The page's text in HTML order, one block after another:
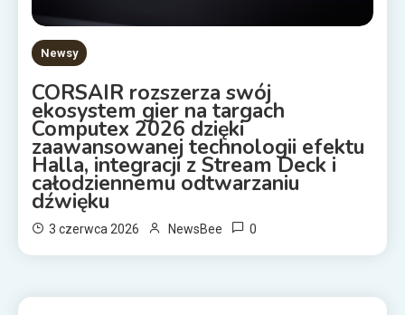
Newsy
CORSAIR rozszerza swój
ekosystem gier na targach
Computex 2026 dzięki
zaawansowanej technologii efektu
Halla, integracji z Stream Deck i
całodziennemu odtwarzaniu
dźwięku
3 czerwca 2026 NewsBee 0